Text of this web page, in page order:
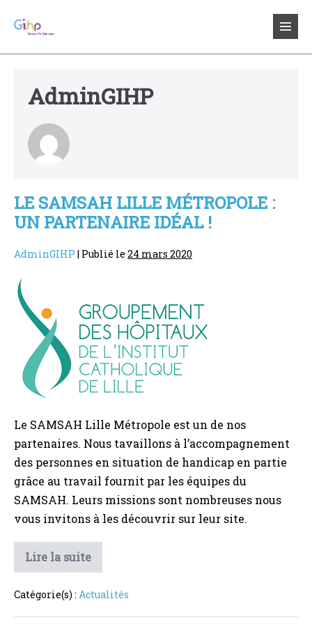
AdminGIHP
LE SAMSAH LILLE MÉTROPOLE :
UN PARTENAIRE IDÉAL !
AdminGIHP | Publié le 24 mars 2020
Le
SAMSAH
Lille
Métropole
Un
partenaire
Le SAMSAH Lille Métropole est un de nos
partenaires. Nous tavaillons à l’accompagnement
des personnes en situation de handicap en partie
grâce au travail fournit par les équipes du
SAMSAH. Leurs missions sont nombreuses nous
vous invitons à les découvrir sur leur site.
Lire la suiteLe
Métropole
:
Catégorie(s) : Actualités